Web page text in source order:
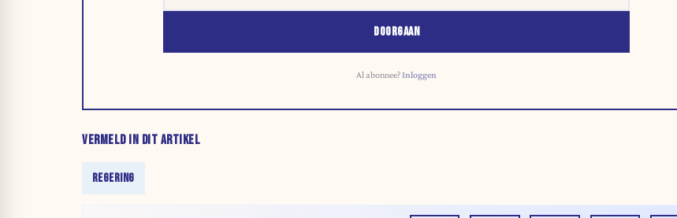
DOORGAAN
Al abonnee?Inloggen
VERMELD IN DIT ARTIKEL
REGERING